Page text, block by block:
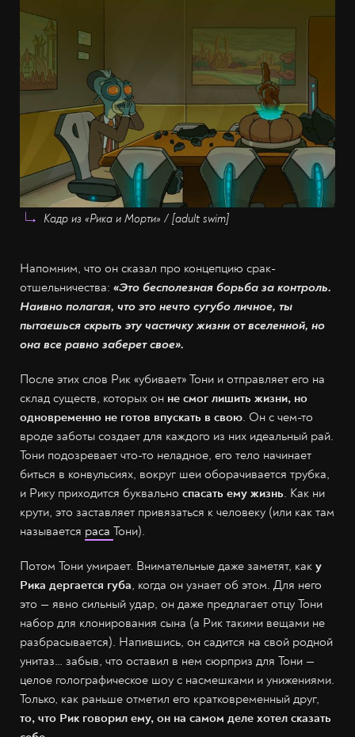
Кадр из «Рика и Морти» / [adult swim]
Напомним, что он сказал про концепцию срак-
отшельничества: «Это бесполезная борьба за контроль.
Наивно полагая, что это нечто сугубо личное, ты
пытаешься скрыть эту частичку жизни от вселенной, но
она все равно заберет свое».
После этих слов Рик «убивает» Тони и отправляет его на
склад существ, которых он не смог лишить жизни, но
одновременно не готов впускать в свою. Он с чем-то
вроде заботы создает для каждого из них идеальный рай.
Тони подозревает что-то неладное, его тело начинает
биться в конвульсиях, вокруг шеи оборачивается трубка,
и Рику приходится буквально спасать ему жизнь. Как ни
крути, это заставляет привязаться к человеку (или как там
называется раса Тони).
Потом Тони умирает. Внимательные даже заметят, как у
Рика дергается губа, когда он узнает об этом. Для него
это — явно сильный удар, он даже предлагает отцу Тони
набор для клонирования сына (а Рик такими вещами не
разбрасывается). Напившись, он садится на свой родной
унитаз… забыв, что оставил в нем сюрприз для Тони —
целое голографическое шоу с насмешками и унижениями.
Только, как раньше отметил его кратковременный друг,
то, что Рик говорил ему, он на самом деле хотел сказать